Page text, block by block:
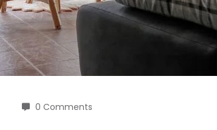
0 Comments